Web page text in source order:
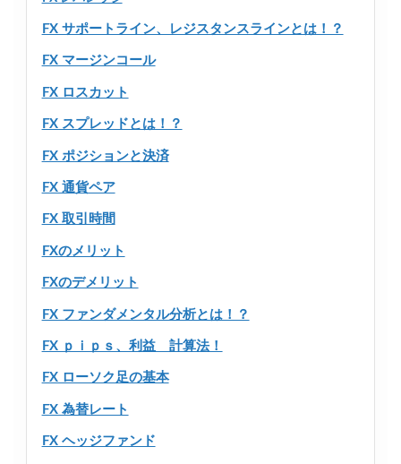
FX サポートライン、レジスタンスラインとは！？
FX マージンコール
FX ロスカット
FX スプレッドとは！？
FX ポジションと決済
FX 通貨ペア
FX 取引時間
FXのメリット
FXのデメリット
FX ファンダメンタル分析とは！？
FX ｐｉｐｓ、利益 計算法！
FX ローソク足の基本
FX 為替レート
FX ヘッジファンド